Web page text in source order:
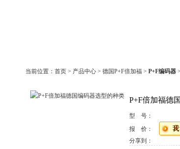
当前位置： 首页 > 产品中心 > 德国P+F倍加福 > P+F编码器
P+F倍加福德
型 号：
报 价：
分享到：